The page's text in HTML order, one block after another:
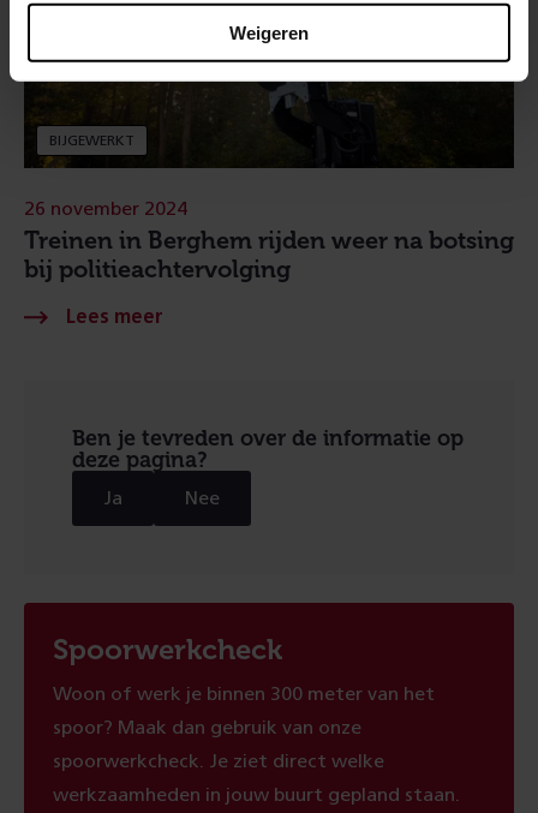
Weigeren
BIJGEWERKT
Treinen in Berghem rijden weer na botsing
bij politieachtervolging
26 november 2024
Ben je tevreden over de informatie op
deze pagina?
Ja Nee
Spoorwerkcheck
Woon of werk je binnen 300 meter van het
spoor? Maak dan gebruik van onze
spoorwerkcheck. Je ziet direct welke
werkzaamheden in jouw buurt gepland staan.